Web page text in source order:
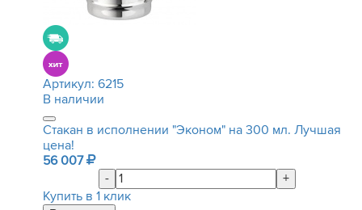
Артикул: 6215
В наличии
Стакан в исполнении "Эконом" на 300 мл. Лучшая
цена!
56 007
-
+
Купить в 1 клик